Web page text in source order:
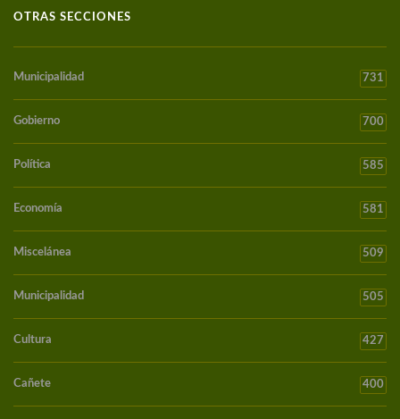
OTRAS SECCIONES
Municipalidad 731
Gobierno 700
Política 585
Economía 581
Miscelánea 509
Municipalidad 505
Cultura 427
Cañete 400